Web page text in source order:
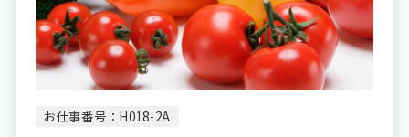
お仕事番号：H018-2A